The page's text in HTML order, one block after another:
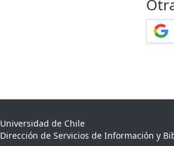
Universidad de Chile
Dirección de Servicios de Información y